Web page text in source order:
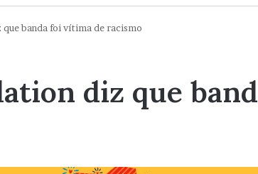
banda foi vítima de racismo
diz que